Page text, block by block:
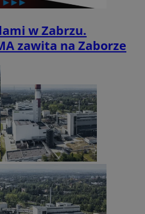
w Zabrzu.
zawita na Zaborze